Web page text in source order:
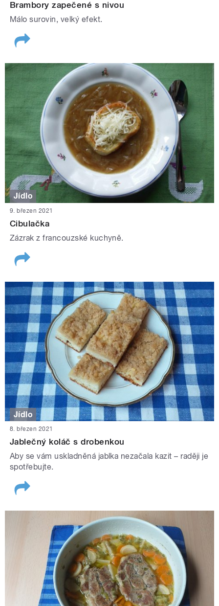
Brambory zapečené s nivou
Málo surovin, velký efekt.
Jídlo
9. březen 2021
Cibulačka
Zázrak z francouzské kuchyně.
Jídlo
8. březen 2021
Jablečný koláč s drobenkou
Aby se vám uskladněná jablka nezačala kazit – raději je
spotřebujte.